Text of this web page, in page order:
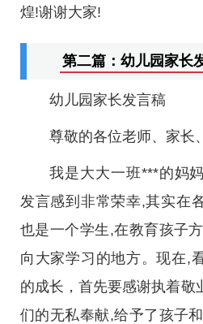
煌!谢谢大家!
第二篇：幼儿园家长
幼儿园家长发言稿
尊敬的各位老师、家长
我是大大一班***的妈
发言感到非常荣幸,其实在
也是一个学生,在教育孩子
向大家学习的地方。现在,
的成长，首先要感谢执着敬
们的无私奉献,给予了孩子